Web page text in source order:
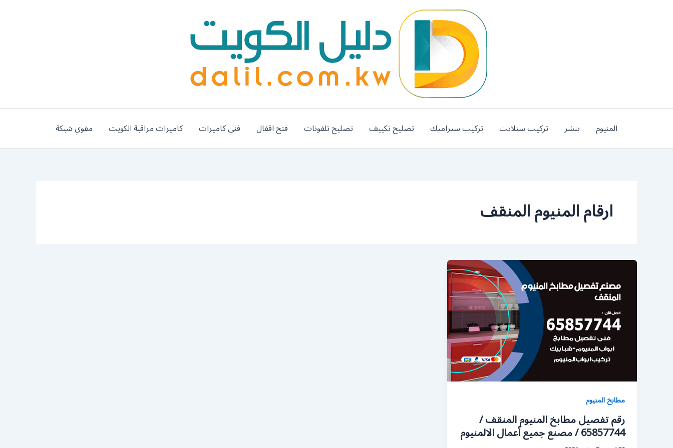
المنيوم بنشر تركيب ستلايت تركيب سيراميك تصليح تكييف تصليح تلفونات فتح اقفال فني كاميرات كاميرات مراقبة الكويت مقوي شبكة
ارقام المنيوم المنقف
مطابخ المنيوم
رقم تفصيل مطابخ المنيوم المنقف /
65857744 / مصنع جميع أعمال الالمنيوم